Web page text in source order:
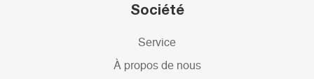
Société
Service
À propos de nous